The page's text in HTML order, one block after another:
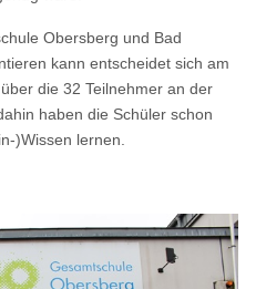
Obersberg und Bad
kann entscheidet sich am
die 32 Teilnehmer an der
haben die Schüler schon
)Wissen lernen.